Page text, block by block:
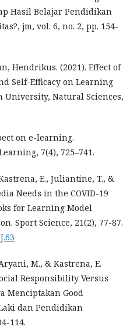
Hasil Belajar Pendidikan
jm, vol. 6, no. 2, pp. 154-
Hendrikus. (2021). Effect of
Self-Efficacy on Learning
University, Natural Sciences,
on e-learning.
7(4), 725–741.
E., Juliantine, T., &
Needs in the COVID-19
for Learning Model
Sport Science, 21(2), 77-87.
M., & Kastrena, E.
Responsibility Versus
Menciptakan Good
dan Pendidikan
114.